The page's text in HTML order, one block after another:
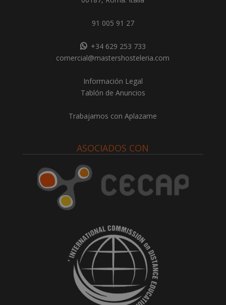
91 005 91 27
+34 629 253 733
comercial@mastershosteleria.com
Información Legal
Tablón de Anuncios
Trabajamos con Aplazame
ASOCIADOS CON